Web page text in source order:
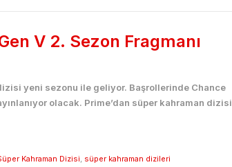
V 2. Sezon Fragmanı
yeni sezonu ile geliyor. Başrollerinde Chance
olacak. Prime’dan süper kahraman dizisi
Kahraman Dizisi, süper kahraman dizileri